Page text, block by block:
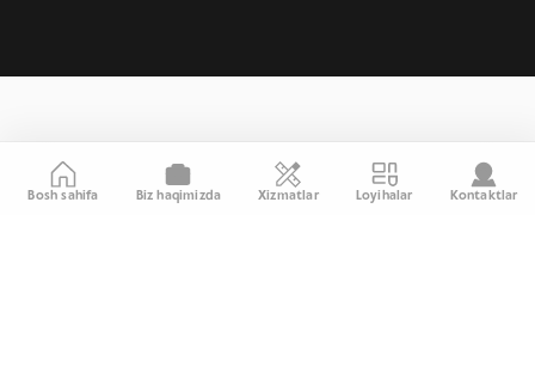
Bosh sahifa Biz haqimizda Xizmatlar Loyihalar Kontaktlar